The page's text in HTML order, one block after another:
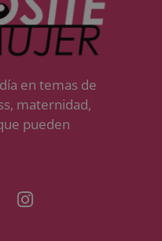
en temas de
maternidad,
pueden